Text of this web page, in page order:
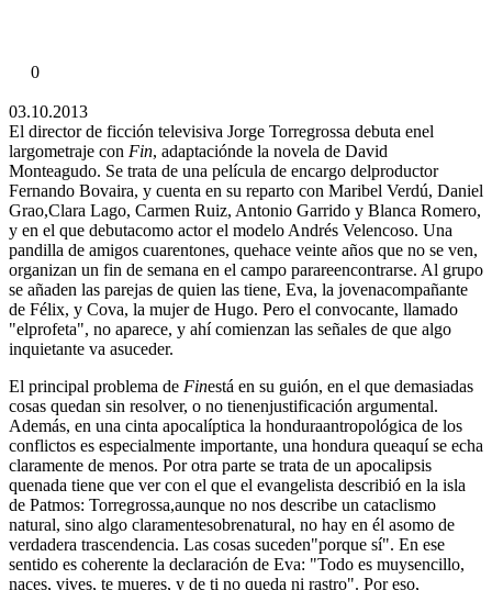
0
03.10.2013
El director de ficción televisiva Jorge Torregrossa debuta enel
largometraje con Fin, adaptaciónde la novela de David
Monteagudo. Se trata de una película de encargo delproductor
Fernando Bovaira, y cuenta en su reparto con Maribel Verdú, Daniel
Grao,Clara Lago, Carmen Ruiz, Antonio Garrido y Blanca Romero,
y en el que debutacomo actor el modelo Andrés Velencoso. Una
pandilla de amigos cuarentones, quehace veinte años que no se ven,
organizan un fin de semana en el campo parareencontrarse. Al grupo
se añaden las parejas de quien las tiene, Eva, la jovenacompañante
de Félix, y Cova, la mujer de Hugo. Pero el convocante, llamado
"elprofeta", no aparece, y ahí comienzan las señales de que algo
inquietante va asuceder.
El principal problema de Finestá en su guión, en el que demasiadas
cosas quedan sin resolver, o no tienenjustificación argumental.
Además, en una cinta apocalíptica la honduraantropológica de los
conflictos es especialmente importante, una hondura queaquí se echa
claramente de menos. Por otra parte se trata de un apocalipsis
quenada tiene que ver con el que el evangelista describió en la isla
de Patmos: Torregrossa,aunque no nos describe un cataclismo
natural, sino algo claramentesobrenatural, no hay en él asomo de
verdadera trascendencia. Las cosas suceden"porque sí". En ese
sentido es coherente la declaración de Eva: "Todo es muysencillo,
naces, vives, te mueres, y de ti no queda ni rastro". Por eso,